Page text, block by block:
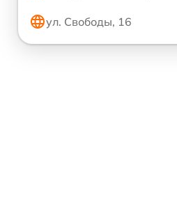
ул. Свободы, 16